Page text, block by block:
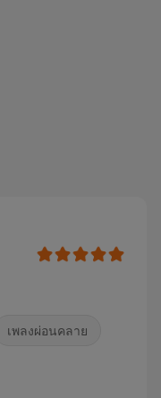
เพลงผ่อนคลาย